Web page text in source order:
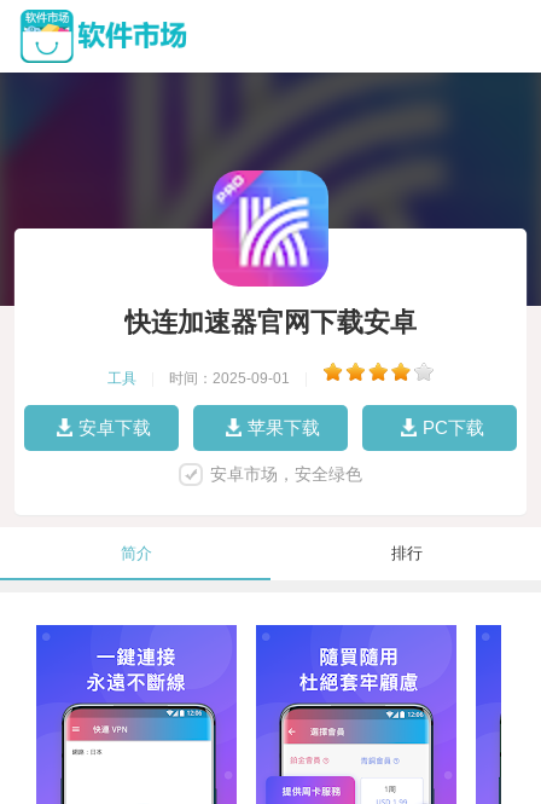
快连加速器官网下载安卓
工具 时间：2025-09-01
安卓下载 苹果下载 PC下载
安卓市场，安全绿色
简介 排行